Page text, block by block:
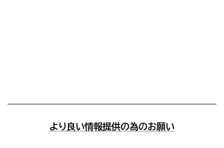
より良い情報提供の為のお願い